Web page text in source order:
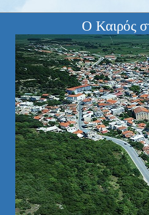
Ο Καιρός